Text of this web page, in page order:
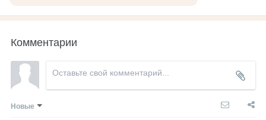
Комментарии
Новые